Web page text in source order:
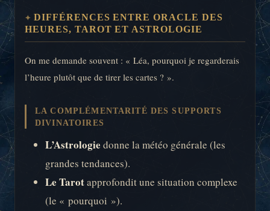
DIFFÉRENCES ENTRE ORACLE DES
HEURES, TAROT ET ASTROLOGIE
On me demande souvent : « Léa, pourquoi je regarderais
l’heure plutôt que de tirer les cartes ? ».
LA COMPLÉMENTARITÉ DES SUPPORTS
DIVINATOIRES
L’Astrologie donne la météo générale (les
grandes tendances).
Le Tarotapprofondit une situation complexe
(le « pourquoi »).